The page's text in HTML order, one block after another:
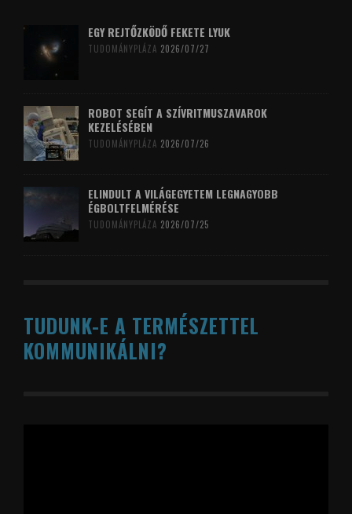
EGY REJTŐZKÖDŐ FEKETE LYUK
TUDOMÁNYPLÁZA 2026/07/27
ROBOT SEGÍT A SZÍVRITMUSZAVAROK
KEZELÉSÉBEN
TUDOMÁNYPLÁZA 2026/07/26
ELINDULT A VILÁGEGYETEM LEGNAGYOBB
ÉGBOLTFELMÉRÉSE
TUDOMÁNYPLÁZA 2026/07/25
TUDUNK-E A TERMÉSZETTEL
KOMMUNIKÁLNI?